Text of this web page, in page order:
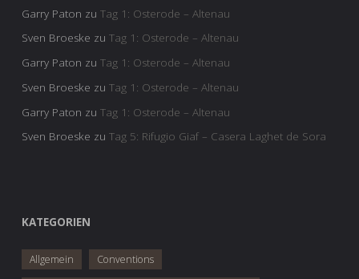
Garry Paton zu Tag 1: Osterode – Altenau
Sven Broeske zu Tag 1: Osterode – Altenau
Garry Paton zu Tag 1: Osterode – Altenau
Sven Broeske zu Tag 1: Osterode – Altenau
Garry Paton zu Tag 1: Osterode – Altenau
Sven Broeske zu Tag 5: Rifugio Giaf – Casera Laghet de Sora
KATEGORIEN
Allgemein Conventions